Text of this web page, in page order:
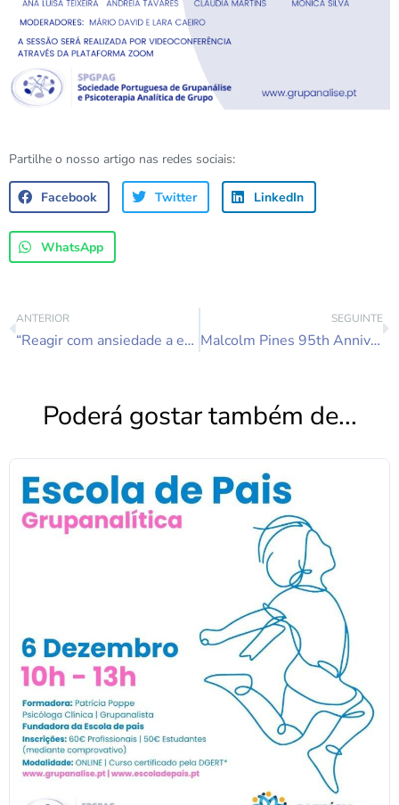
Partilhe o nosso artigo nas redes sociais:
Facebook Twitter LinkedIn
WhatsApp
ANTERIOR
“Reagir com ansiedade a esta situação parece-me inevitável e até saudável” Drª Paula de Carvalho em entrevista à Gazeta das Caldas.
SEGUINTE
Malcolm Pines 95th Anniversary / Aniversário de Malcolm Pines
Poderá gostar também de...